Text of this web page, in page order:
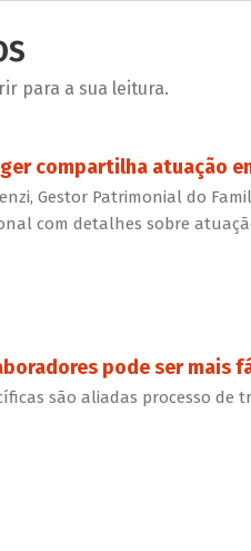
para a sua leitura.
compartilha atuação
Gestor Patrimonial do
com detalhes sobre
pode ser mais
são aliadas processo